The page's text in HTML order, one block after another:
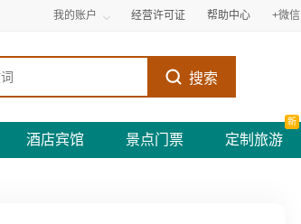
我的账户 经营许可证 帮助中心 +微信
搜索
酒店宾馆 景点门票 定制旅游
新